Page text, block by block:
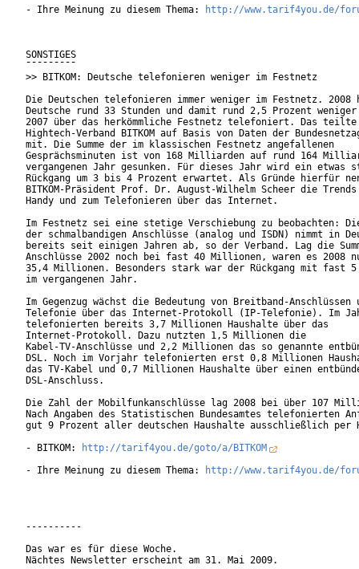
- Ihre Meinung zu diesem Thema:
http://www.tarif4you.de/
SONSTIGES
¯¯¯¯¯¯¯¯¯
>> BITKOM: Deutsche telefonieren weniger im Festnetz
Die Deutschen telefonieren immer weniger im Festnetz.
Deutsche rund 33 Stunden und damit rund 2,5 Prozent weniger
2007 über das herkömmliche Festnetz telefoniert. Das
Hightech-Verband BITKOM auf Basis von Daten der
mit. Die Summe der im klassischen Festnetz angefallenen
Gesprächsminuten ist von 168 Milliarden auf rund 164
vergangenen Jahr gesunken. Für dieses Jahr wird ein etwas
Rückgang um 3 bis 4 Prozent erwartet. Als Gründe hierfür
BITKOM-Präsident Prof. Dr. August-Wilhelm Scheer die Trends
Handy und zum Telefonieren über das Internet.
Im Festnetz sei eine stetige Verschiebung zu beobachten:
der schmalbandigen Anschlüsse (analog und ISDN) nimmt in
bereits seit einigen Jahren ab, so der Verband. Lag die
Anschlüsse 2002 noch bei fast 40 Millionen, waren es 2008
35,4 Millionen. Besonders stark war der Rückgang mit fast 5
im vergangenen Jahr.
Im Gegenzug wächst die Bedeutung von Breitband-Anschlüssen
Telefonie über das Internet-Protokoll (IP-Telefonie). Im
telefonierten bereits 3,7 Millionen Haushalte über das
Internet-Protokoll. Dazu nutzten 1,5 Millionen die
Kabel-TV-Anschlüsse und 2,2 Millionen das so genannte
DSL. Noch im Vorjahr telefonierten erst 0,8 Millionen
das TV-Kabel und 0,7 Millionen Haushalte über einen
DSL-Anschluss.
Die Zahl der Mobilfunkanschlüsse lag 2008 bei über 107
Nach Angaben des Statistischen Bundesamtes telefonierten
gut 9 Prozent aller deutschen Haushalte ausschließlich per
- BITKOM:
http://tarif4you.de/goto/a/BITKOM
- Ihre Meinung zu diesem Thema:
http://www.tarif4you.de/
----------
Das war es für diese Woche.
Nächtes Newsletter erscheint am 31. Mai 2009.